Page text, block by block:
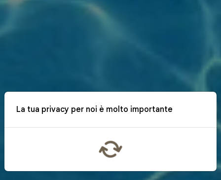
La tua privacy per noi è molto importante